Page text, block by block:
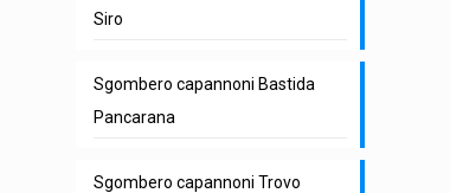
Siro
Sgombero capannoni Bastida
Pancarana
Sgombero capannoni Trovo